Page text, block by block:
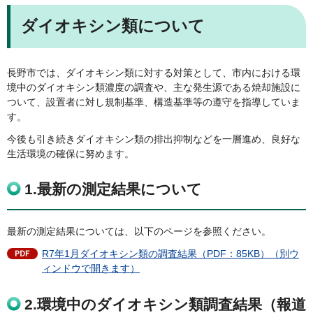
ダイオキシン類について
長野市では、ダイオキシン類に対する対策として、市内における環
境中のダイオキシン類濃度の調査や、主な発生源である焼却施設に
ついて、設置者に対し規制基準、構造基準等の遵守を指導していま
す。
今後も引き続きダイオキシン類の排出抑制などを一層進め、良好な
生活環境の確保に努めます。
1.最新の測定結果について
最新の測定結果については、以下のページを参照ください。
R7年1月ダイオキシン類の調査結果（PDF：85KB）（別ウ
ィンドウで開きます）
2.環境中のダイオキシン類調査結果（報道